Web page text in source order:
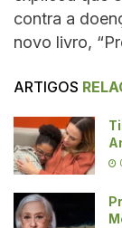
contra a
novo livro,
ARTIGOS